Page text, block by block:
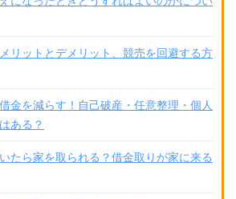
メリットとデメリット、競売を回避する方
金を減らす！自己破産・任意整理・個人
ある？
たら家を取られる？借金取りが家に来る